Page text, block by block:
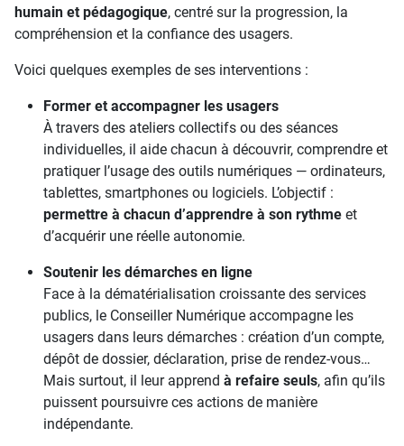
humain et pédagogique, centré sur la progression, la
compréhension et la confiance des usagers.
Voici quelques exemples de ses interventions :
Former et accompagner les usagers
À travers des ateliers collectifs ou des séances
individuelles, il aide chacun à découvrir, comprendre et
pratiquer l’usage des outils numériques — ordinateurs,
tablettes, smartphones ou logiciels. L’objectif :
permettre à chacun d’apprendre à son rythme et
d’acquérir une réelle autonomie.
Soutenir les démarches en ligne
Face à la dématérialisation croissante des services
publics, le Conseiller Numérique accompagne les
usagers dans leurs démarches : création d’un compte,
dépôt de dossier, déclaration, prise de rendez-vous…
Mais surtout, il leur apprend à refaire seuls, afin qu’ils
puissent poursuivre ces actions de manière
indépendante.